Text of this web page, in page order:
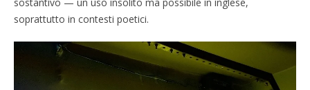
soprattutto in contesti poetici.